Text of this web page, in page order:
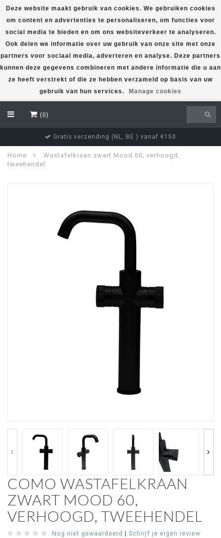
(0)
Gratis verzending (NL, BE ) vanaf €150
Home
Wastafelkraan zwart Mood 60, verhoogd,
tweehendel
COMO WASTAFELKRAAN
ZWART MOOD 60,
VERHOOGD, TWEEHENDEL
Nog niet gewaardeerd | Schrijf je eigen review
Deze website maakt gebruik van cookies. We gebruiken cookies
om content en advertenties te personaliseren, om functies voor
social media te bieden en om ons websiteverkeer te analyseren.
Ook delen we informatie over uw gebruik van onze site met onze
partners voor sociaal media, adverteren en analyse. Deze partners
kunnen deze gegevens combineren met andere informatie die u aan
ze heeft verstrekt of die ze hebben verzameld op basis van uw
gebruik van hun services.
Manage cookies